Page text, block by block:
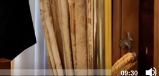
09:30